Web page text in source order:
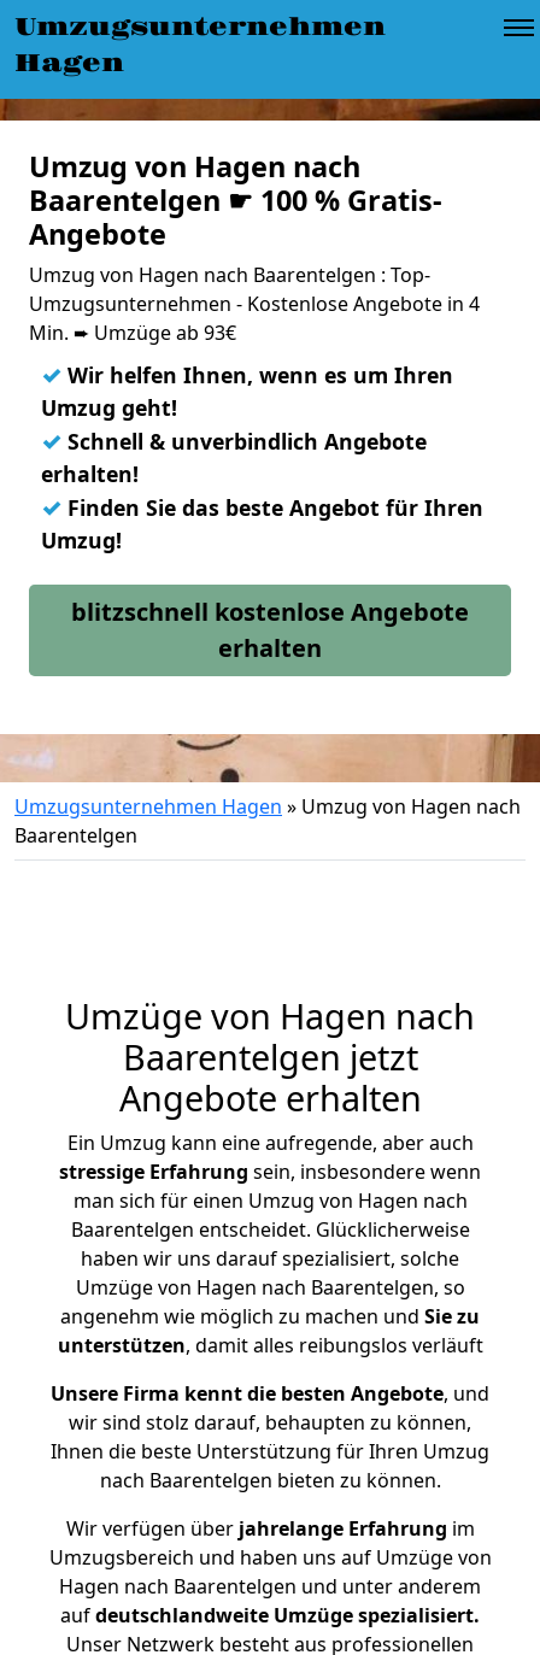
Umzugsunternehmen
Hagen
Umzug von Hagen nach
Baarentelgen ☛ 100 % Gratis-
Angebote
Umzug von Hagen nach Baarentelgen : Top-
Umzugsunternehmen - Kostenlose Angebote in 4
Min. ➨ Umzüge ab 93€
✓ Wir helfen Ihnen, wenn es um Ihren
Umzug geht!
✓ Schnell & unverbindlich Angebote
erhalten!
✓ Finden Sie das beste Angebot für Ihren
Umzug!
blitzschnell kostenlose Angebote
erhalten
Umzugsunternehmen Hagen » Umzug von Hagen nach
Baarentelgen
Umzüge von Hagen nach
Baarentelgen jetzt
Angebote erhalten
Ein Umzug kann eine aufregende, aber auch
stressige Erfahrung sein, insbesondere wenn
man sich für einen Umzug von Hagen nach
Baarentelgen entscheidet. Glücklicherweise
haben wir uns darauf spezialisiert, solche
Umzüge von Hagen nach Baarentelgen, so
angenehm wie möglich zu machen und Sie zu
unterstützen, damit alles reibungslos verläuft
Unsere Firma kennt die besten Angebote, und
wir sind stolz darauf, behaupten zu können,
Ihnen die beste Unterstützung für Ihren Umzug
nach Baarentelgen bieten zu können.
Wir verfügen überjahrelange Erfahrung im
Umzugsbereich und haben uns auf Umzüge von
Hagen nach Baarentelgen und unter anderem
aufdeutschlandweite Umzüge spezialisiert.
Unser Netzwerk besteht aus professionellen